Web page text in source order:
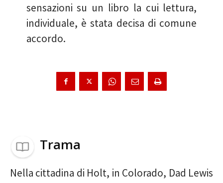
sensazioni su un libro la cui lettura,
individuale, è stata decisa di comune
accordo.
Trama
Nella cittadina di Holt, in Colorado, Dad Lewis